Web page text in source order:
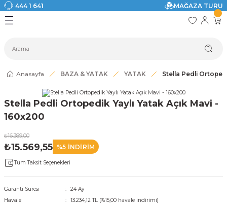
444 1 641
MAĞAZA TURU
Geri Dön
Geri Dön
Geri Dön
Geri Dön
Geri Dön
Geri Dön
Anasayfa BAZA & YATAK YATAK Stella Pedli
Stella Pedli Ortopedik Yaylı Yatak Açık Mavi -
160x200
₺16.389,00
₺15.569,55 %5 İNDİRİM
Tüm Taksit Seçenekleri
Garanti Süresi
24 Ay
Havale
13.234,12 TL (%15,00 havale indirimi)